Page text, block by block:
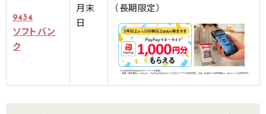
9434
ソフトバン
ク
月末
日
（長期限定）